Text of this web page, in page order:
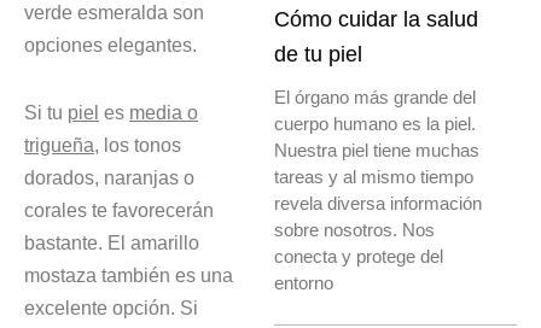
verde esmeralda son
opciones elegantes.
Si tu piel es media o
trigueña, los tonos
dorados, naranjas o
corales te favorecerán
bastante. El amarillo
mostaza también es una
excelente opción. Si
Cómo cuidar la salud
de tu piel
El órgano más grande del
cuerpo humano es la piel.
Nuestra piel tiene muchas
tareas y al mismo tiempo
revela diversa información
sobre nosotros. Nos
conecta y protege del
entorno